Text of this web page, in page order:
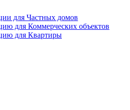
для Частных домов
для Коммерческих объектов
для Квартиры